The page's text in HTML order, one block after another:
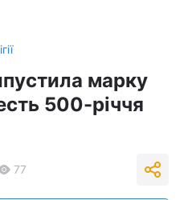
марку
500-річчя
77